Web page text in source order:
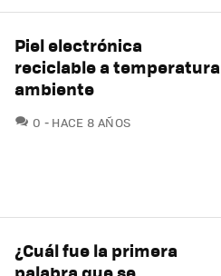
Piel electrónica
reciclable a temperatura
ambiente
0 COMENTARIOS
HACE 8 AÑOS
¿Cuál fue la primera